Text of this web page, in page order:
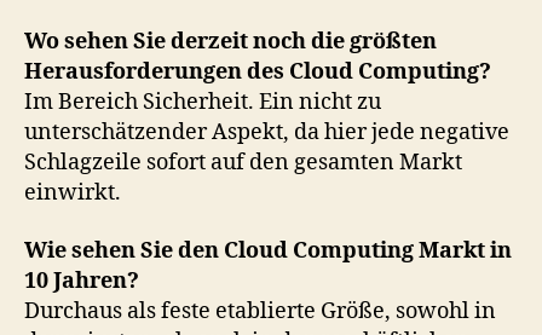
Wo sehen Sie derzeit noch die größten
Herausforderungen des Cloud Computing?
Im Bereich Sicherheit. Ein nicht zu
unterschätzender Aspekt, da hier jede negative
Schlagzeile sofort auf den gesamten Markt
einwirkt.
Wie sehen Sie den Cloud Computing Markt in
10 Jahren?
Durchaus als feste etablierte Größe, sowohl in